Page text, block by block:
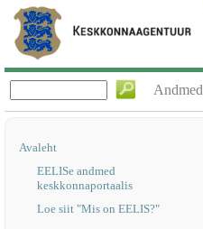
Andmed
Avaleht
EELISe andmed
keskkonnaportaalis
Loe siit "Mis on EELIS?"